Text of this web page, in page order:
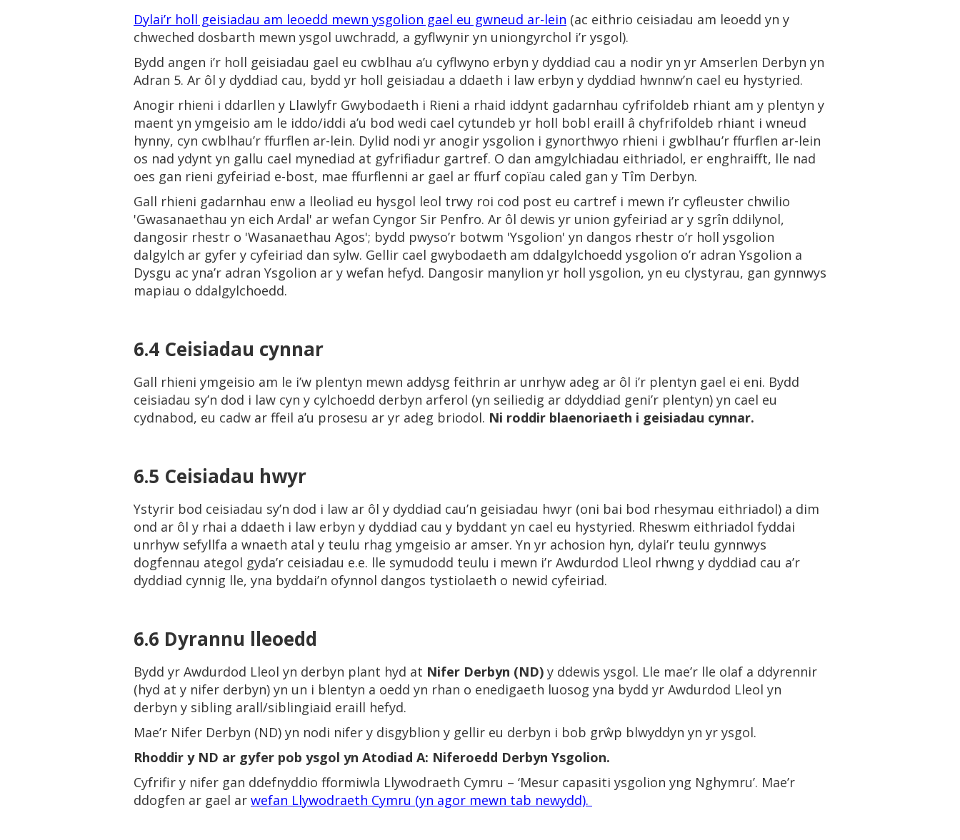
Dylai’r holl geisiadau am leoedd mewn ysgolion gael eu gwneud ar-lein (ac eithrio ceisiadau am leoedd yn y
chweched dosbarth mewn ysgol uwchradd, a gyflwynir yn uniongyrchol i’r ysgol).
Bydd angen i’r holl geisiadau gael eu cwblhau a’u cyflwyno erbyn y dyddiad cau a nodir yn yr Amserlen Derbyn yn
Adran 5. Ar ôl y dyddiad cau, bydd yr holl geisiadau a ddaeth i law erbyn y dyddiad hwnnw’n cael eu hystyried.
Anogir rhieni i ddarllen y Llawlyfr Gwybodaeth i Rieni a rhaid iddynt gadarnhau cyfrifoldeb rhiant am y plentyn y
maent yn ymgeisio am le iddo/iddi a’u bod wedi cael cytundeb yr holl bobl eraill â chyfrifoldeb rhiant i wneud
hynny, cyn cwblhau’r ffurflen ar-lein. Dylid nodi yr anogir ysgolion i gynorthwyo rhieni i gwblhau’r ffurflen ar-lein
os nad ydynt yn gallu cael mynediad at gyfrifiadur gartref. O dan amgylchiadau eithriadol, er enghraifft, lle nad
oes gan rieni gyfeiriad e-bost, mae ffurflenni ar gael ar ffurf copïau caled gan y Tîm Derbyn.
Gall rhieni gadarnhau enw a lleoliad eu hysgol leol trwy roi cod post eu cartref i mewn i’r cyfleuster chwilio
'Gwasanaethau yn eich Ardal' ar wefan Cyngor Sir Penfro. Ar ôl dewis yr union gyfeiriad ar y sgrîn ddilynol,
dangosir rhestr o 'Wasanaethau Agos'; bydd pwyso’r botwm 'Ysgolion' yn dangos rhestr o’r holl ysgolion
dalgylch ar gyfer y cyfeiriad dan sylw. Gellir cael gwybodaeth am ddalgylchoedd ysgolion o’r adran Ysgolion a
Dysgu ac yna’r adran Ysgolion ar y wefan hefyd. Dangosir manylion yr holl ysgolion, yn eu clystyrau, gan gynnwys
mapiau o ddalgylchoedd.
6.4 Ceisiadau cynnar
Gall rhieni ymgeisio am le i’w plentyn mewn addysg feithrin ar unrhyw adeg ar ôl i’r plentyn gael ei eni. Bydd
ceisiadau sy’n dod i law cyn y cylchoedd derbyn arferol (yn seiliedig ar ddyddiad geni’r plentyn) yn cael eu
cydnabod, eu cadw ar ffeil a’u prosesu ar yr adeg briodol. Ni roddir blaenoriaeth i geisiadau cynnar.
6.5 Ceisiadau hwyr
Ystyrir bod ceisiadau sy’n dod i law ar ôl y dyddiad cau’n geisiadau hwyr (oni bai bod rhesymau eithriadol) a dim
ond ar ôl y rhai a ddaeth i law erbyn y dyddiad cau y byddant yn cael eu hystyried. Rheswm eithriadol fyddai
unrhyw sefyllfa a wnaeth atal y teulu rhag ymgeisio ar amser. Yn yr achosion hyn, dylai’r teulu gynnwys
dogfennau ategol gyda’r ceisiadau e.e. lle symudodd teulu i mewn i’r Awdurdod Lleol rhwng y dyddiad cau a’r
dyddiad cynnig lle, yna byddai’n ofynnol dangos tystiolaeth o newid cyfeiriad.
6.6 Dyrannu lleoedd
Bydd yr Awdurdod Lleol yn derbyn plant hyd at Nifer Derbyn (ND) y ddewis ysgol. Lle mae’r lle olaf a ddyrennir
(hyd at y nifer derbyn) yn un i blentyn a oedd yn rhan o enedigaeth luosog yna bydd yr Awdurdod Lleol yn
derbyn y sibling arall/siblingiaid eraill hefyd.
Mae’r Nifer Derbyn (ND) yn nodi nifer y disgyblion y gellir eu derbyn i bob grŵp blwyddyn yn yr ysgol.
Rhoddir y ND ar gyfer pob ysgol yn Atodiad A: Niferoedd Derbyn Ysgolion.
Cyfrifir y nifer gan ddefnyddio fformiwla Llywodraeth Cymru – ‘Mesur capasiti ysgolion yng Nghymru’. Mae’r
ddogfen ar gael ar wefan Llywodraeth Cymru (yn agor mewn tab newydd).